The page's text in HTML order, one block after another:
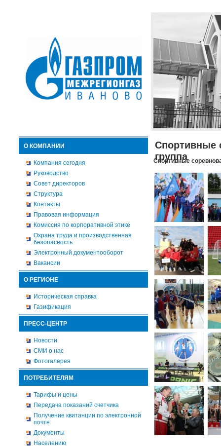
О КОМПАНИИ
Компания сегодня
Руководство
Совет директоров
Структура
Контакты
Правовая информация
Комиссия по корпоративной этике
Охрана труда и производственная
безопасность
Электронный документооборот
Вакансии
О РЕГИОНЕ
Историческая справка
Газификация
ПРЕСС-ЦЕНТР
Новости
СМИ о нас
Фотогалерея
ПОТРЕБИТЕЛЯМ
Тарифы и цены
Передача показаний счетчика
Получение квитанции по электронной
почте
Документы
Населению
Спортивные
группа
Спортивные